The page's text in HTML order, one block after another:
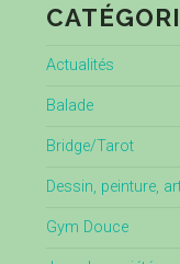
Actualités
Balade
Bridge/Tarot
Dessin, peinture,
Gym Douce